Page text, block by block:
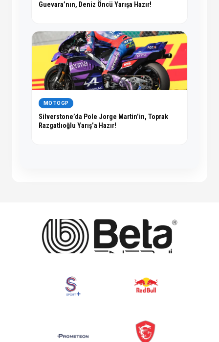
Guevara’nın, Deniz Öncü Yarışa Hazır!
MOTOGP
Silverstone’da Pole Jorge Martin’in, Toprak
Razgatlıoğlu Yarış’a Hazır!